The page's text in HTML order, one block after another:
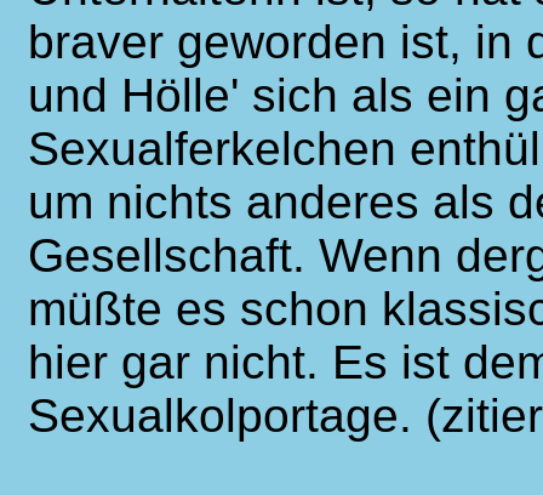
braver geworden ist, in
und Hölle' sich als ein
Sexualferkelchen
um nichts anderes als
Gesellschaft. Wenn
müßte es schon
hier gar nicht. Es ist
Sexualkolportage.